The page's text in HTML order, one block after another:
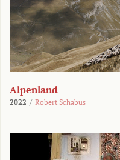
Alpenland
2022 / Robert Schabus